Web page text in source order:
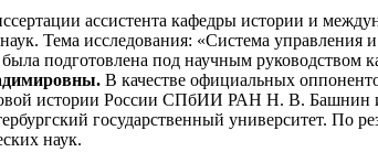
ассистента кафедры истории и
Тема исследования: «Система управления
подготовлена под научным руководством
В качестве официальных
истории России СПбИИ РАН Н. В. Башнин
государственный университет. По
наук.